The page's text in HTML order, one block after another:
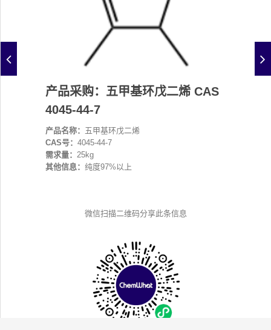
不可靠实体清单（UEL）
产品采购：五甲基环戊二烯 CAS
4045-44-7
产品名称： 五甲基环戊二烯
CAS号： 4045-44-7
需求量： 25kg
其他信息： 纯度97%以上
微信扫描二维码分享此条信息